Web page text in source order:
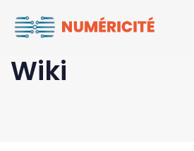
Wiki